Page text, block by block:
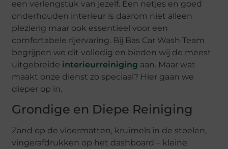
een verlengstuk van jezelf. Een netjes en goed
onderhouden interieur is daarom niet alleen
plezierig maar ook essentieel voor een
comfortabele rijervaring. Bij Bas Car Wash Team
begrijpen we dit volledig en bieden wij de meest
uitgebreide interieurreiniging aan. Maar wat
maakt onze dienst zo speciaal? Hier gaan we
dieper op in.
Grondige en Diepe Reiniging
Zand op de vloermatten, kruimels in de stoelen,
vingerafdrukken op het dashboard – kleine